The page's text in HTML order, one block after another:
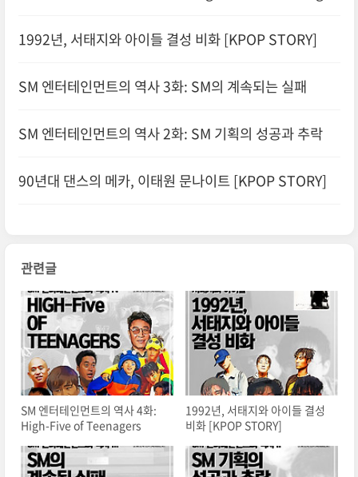
1992년, 서태지와 아이들 결성 비화 [KPOP STORY]
SM 엔터테인먼트의 역사 3화: SM의 계속되는 실패
SM 엔터테인먼트의 역사 2화: SM 기획의 성공과 추락
90년대 댄스의 메카, 이태원 문나이트 [KPOP STORY]
관련글
SM 엔터테인먼트의 역사 4화:
High-Five of Teenagers
1992년, 서태지와 아이들 결성
비화 [KPOP STORY]